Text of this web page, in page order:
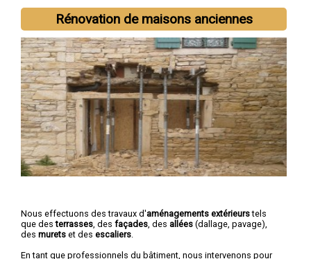
Rénovation de maisons anciennes
Nous effectuons des travaux d'aménagements extérieurstels
que desterrasses , des façades , des allées (dallage, pavage),
des murets et des escaliers
En tant que professionnels du bâtiment, nous intervenons pour